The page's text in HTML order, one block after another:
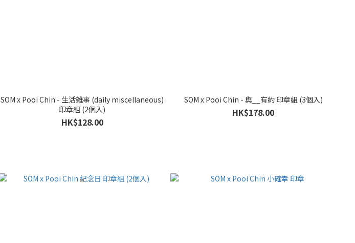
SOM x Pooi Chin - 生活雜事 (daily miscellaneous)
印章組 (2個入)
HK$128.00
SOM x Pooi Chin - 與__有約 印章組 (3個入)
HK$178.00